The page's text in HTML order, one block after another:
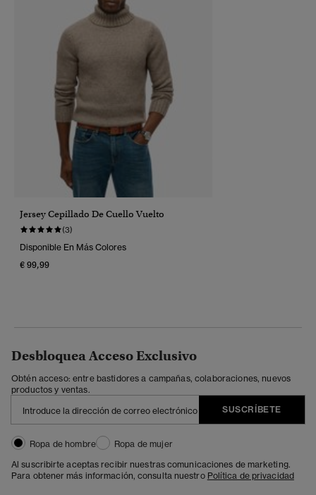
Jersey Cepillado De Cuello Vuelto
(3)
Disponible En Más Colores
€ 99,99
Desbloquea Acceso Exclusivo
Obtén acceso: entre bastidores a campañas, colaboraciones, nuevos
productos y ventas.
SUSCRÍBETE
Ropa de hombre
Ropa de mujer
Al suscribirte aceptas recibir nuestras comunicaciones de marketing.
Para obtener más información, consulta nuestro Política de privacidad